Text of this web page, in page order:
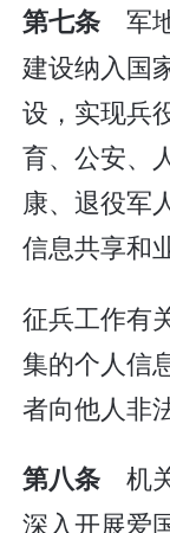
第七条 军
建设纳入国
设，实现兵
育、公安、
康、退役军
信息共享和
征兵工作有
集的个人信
者向他人非
第八条 机
深入开展爱